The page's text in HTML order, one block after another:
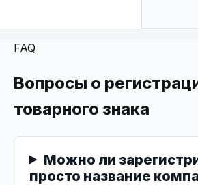
FAQ
Вопросы о
товарного знака
Можно ли
просто название